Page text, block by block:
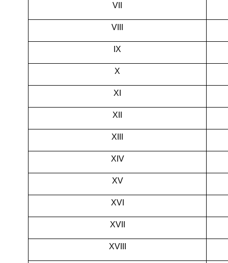
VII
VIII
IX
X
XI
XII
XIII
XIV
XV
XVI
XVII
XVIII